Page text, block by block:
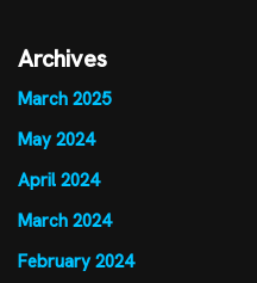
Archives
March 2025
May 2024
April 2024
March 2024
February 2024